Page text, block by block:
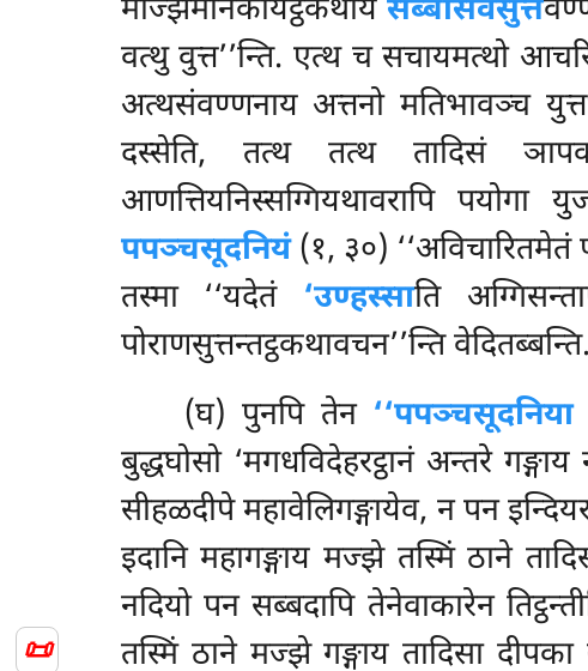
📜
मज्झिमनिकायट्ठकथायसब्बासवसुत्त
वत्थु वुत्त’’न्ति. एत्थ च सचायमत्थो
अत्थसंवण्णनाय अत्तनो मतिभावञ्च
दस्सेति, तत्थ तत्थ तादिसं
आणत्तियनिस्सग्गियथावरापि
पपञ्चसूदनियं(१, ३०)
तस्मा ‘‘यदेतं ‘उण्हस्साति
पोराणसुत्तन्तट्ठकथावचन’’न्ति वेदितब्बन्ति.
(घ) पुनपि तेन ‘‘पपञ्चसूदनिया
बुद्धघोसो ‘मगधविदेहरट्ठानं अन्तरे
सीहळदीपे महावेलिगङ्गायेव, न पन
इदानि महागङ्गाय मज्झे तस्मिं ठाने
नदियो पन सब्बदापि तेनेवाकारेन
तस्मिं ठाने मज्झे गङ्गाय तादिसा